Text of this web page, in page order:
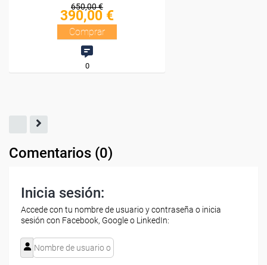
Comentarios (0)
Inicia sesión:
Accede con tu nombre de usuario y contraseña o inicia
sesión con Facebook, Google o LinkedIn: